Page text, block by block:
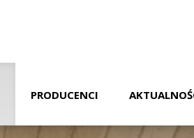
PRODUCENCI